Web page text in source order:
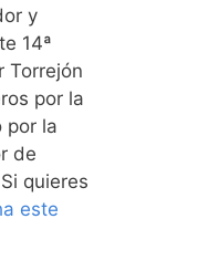
y
14ª
Torrejón
por la
por la
de
quieres
este